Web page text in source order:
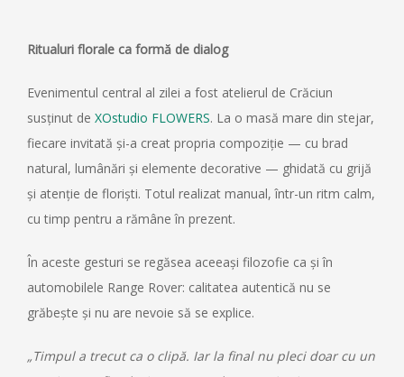
Ritualuri florale ca formă de dialog
Evenimentul central al zilei a fost atelierul de Crăciun
susținut de XOstudio FLOWERS. La o masă mare din stejar,
fiecare invitată și-a creat propria compoziție — cu brad
natural, lumânări și elemente decorative — ghidată cu grijă
și atenție de floriști. Totul realizat manual, într-un ritm calm,
cu timp pentru a rămâne în prezent.
În aceste gesturi se regăsea aceeași filozofie ca și în
automobilele Range Rover: calitatea autentică nu se
grăbește și nu are nevoie să se explice.
„Timpul a trecut ca o clipă. Iar la final nu pleci doar cu un